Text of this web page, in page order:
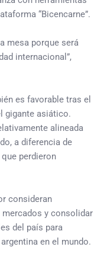
“Bicencarne”.
mesa porque será
internacional”,
es favorable tras el
gigante asiático.
alineada
a diferencia de
perdieron
consideran
mercados y consolidar
del país para
en el mundo.